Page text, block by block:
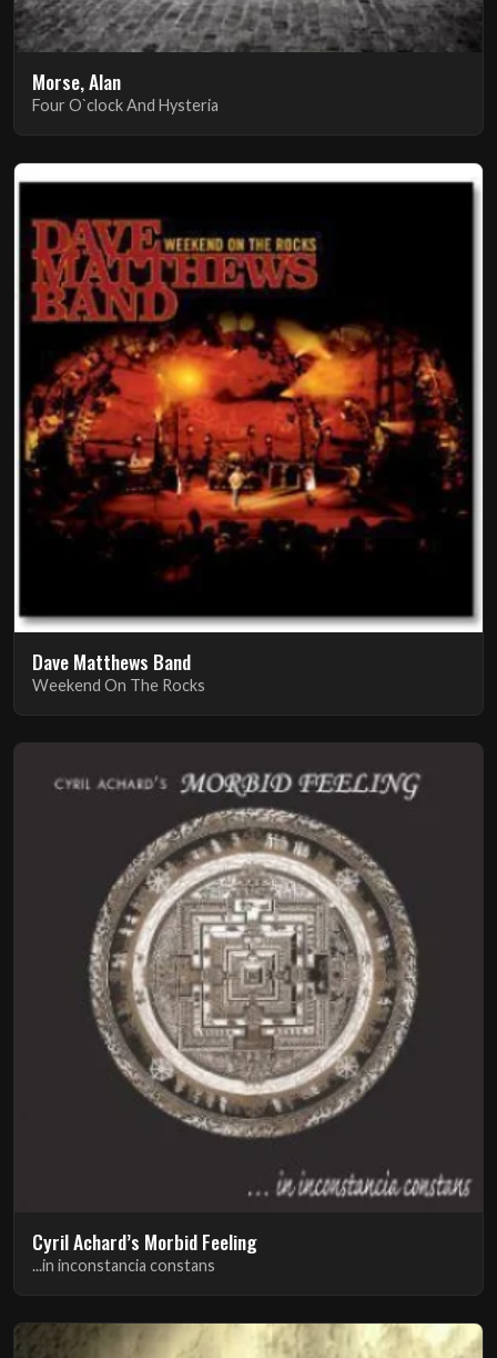
Morse, Alan
Four O`clock And Hysteria
Dave Matthews Band
Weekend On The Rocks
Cyril Achard’s Morbid Feeling
...in inconstancia constans